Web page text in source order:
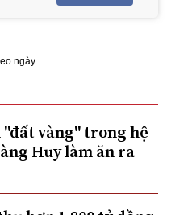
ngày
vàng" trong hệ
Huy làm ăn ra